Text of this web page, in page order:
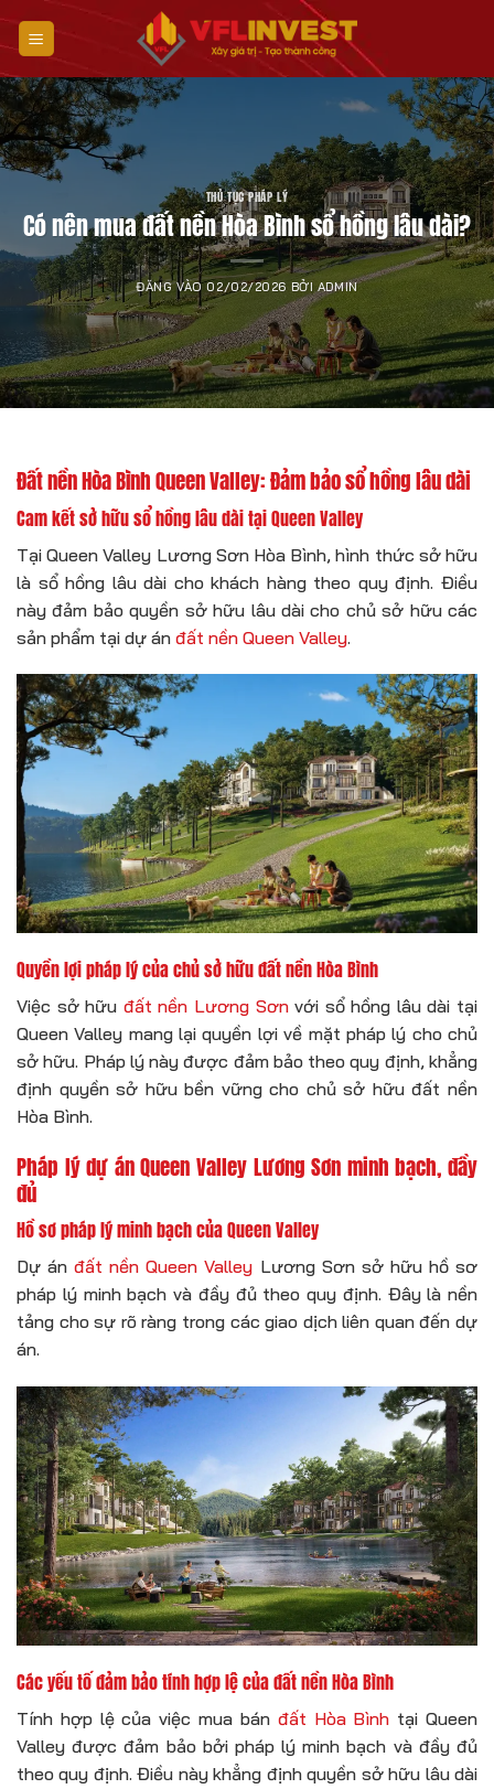
qua
nội
dung
THỦ TỤC PHÁP LÝ
Có nên mua đất nền Hòa Bình sổ hồng lâu dài?
ĐĂNG VÀO02/02/2026 BỞI ADMIN
Đất nền Hòa Bình Queen Valley: Đảm bảo sổ hồng lâu dài
Cam kết sở hữu sổ hồng lâu dài tại Queen Valley
Tại Queen Valley Lương Sơn Hòa Bình, hình thức sở hữu
là sổ hồng lâu dài cho khách hàng theo quy định. Điều
này đảm bảo quyền sở hữu lâu dài cho chủ sở hữu các
sản phẩm tại dự án đất nền Queen Valley.
Quyền lợi pháp lý của chủ sở hữu đất nền Hòa Bình
Việc sở hữu đất nền Lương Sơnvới sổ hồng lâu dài tại
Queen Valley mang lại quyền lợi về mặt pháp lý cho chủ
sở hữu. Pháp lý này được đảm bảo theo quy định, khẳng
định quyền sở hữu bền vững cho chủ sở hữu đất nền
Hòa Bình.
Pháp lý dự án Queen Valley Lương Sơn minh bạch, đầy
đủ
Hồ sơ pháp lý minh bạch của Queen Valley
Dự ánđất nền Queen Valley Lương Sơn sở hữu hồ sơ
pháp lý minh bạch và đầy đủ theo quy định. Đây là nền
tảng cho sự rõ ràng trong các giao dịch liên quan đến dự
án.
Các yếu tố đảm bảo tính hợp lệ của đất nền Hòa Bình
Tính hợp lệ của việc mua bán đất Hòa Bình tại Queen
Valley được đảm bảo bởi pháp lý minh bạch và đầy đủ
theo quy định. Điều này khẳng định quyền sở hữu lâu dài